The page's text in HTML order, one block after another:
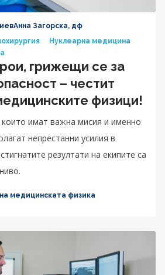
Анна Загорска, дф
Нуклеарна медицина
грижещи се за
– честит
физици!
които имат важна мисия и именно
непрестанни усилия в
резултати на екипите са
медицинската физика